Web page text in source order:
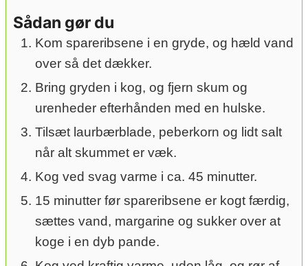
Sådan gør du
Kom spareribsene i en gryde, og hæld vand
over så det dækker.
Bring gryden i kog, og fjern skum og
urenheder efterhånden med en hulske.
Tilsæt laurbærblade, peberkorn og lidt salt
når alt skummet er væk.
Kog ved svag varme i ca. 45 minutter.
15 minutter før spareribsene er kogt færdig,
sættes vand, margarine og sukker over at
koge i en dyb pande.